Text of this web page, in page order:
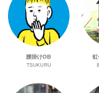
腰掛けOB
TSUKURU